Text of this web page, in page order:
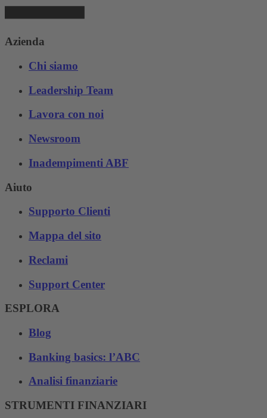
Azienda
Chi siamo
Leadership Team
Lavora con noi
Newsroom
Inadempimenti ABF
Aiuto
Supporto Clienti
Mappa del sito
Reclami
Support Center
ESPLORA
Blog
Banking basics: l’ABC
Analisi finanziarie
STRUMENTI FINANZIARI